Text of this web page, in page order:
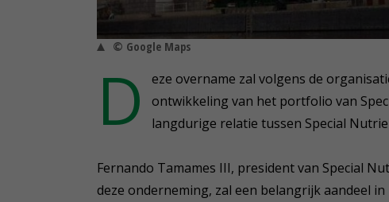
© Google Maps
D
eze overname zal volgens de
ontwikkeling van het portfolio van
langdurige relatie tussen Special
Fernando Tamames III, president van Special
deze onderneming, zal een belangrijk aandeel